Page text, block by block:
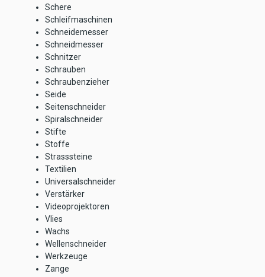
Schere
Schleifmaschinen
Schneidemesser
Schneidmesser
Schnitzer
Schrauben
Schraubenzieher
Seide
Seitenschneider
Spiralschneider
Stifte
Stoffe
Strasssteine
Textilien
Universalschneider
Verstärker
Videoprojektoren
Vlies
Wachs
Wellenschneider
Werkzeuge
Zange